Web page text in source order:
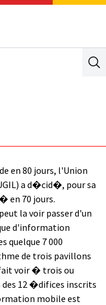
en 80 jours, l'Union
a d�cid�, pour sa
en 70 jours.
la voir passer d'un
d'information
quelque 7 000
de trois pavillons
voir � trois ou
des 12 �difices inscrits
mobile est